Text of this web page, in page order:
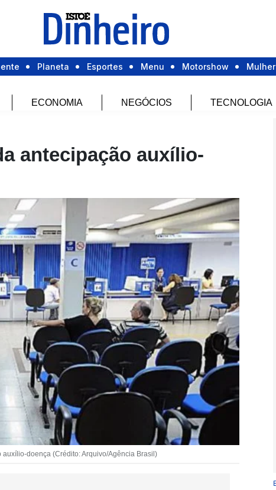
Planeta Esportes Menu Motorshow Mulher
ECONOMIA NEGÓCIOS TECNOLOGIA
antecipação auxílio-
doença (Crédito: Arquivo/Agência Brasil)